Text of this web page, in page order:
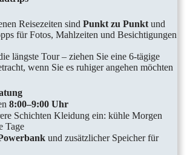
Reisezeiten sind Punkt zu Punktund
für Fotos, Mahlzeiten und Besichtigungen
längste Tour – ziehen Sie eine 6-tägige
wenn Sie es ruhiger angehen möchten
8:00–9:00 Uhr
Schichten Kleidung ein: kühle Morgen
Tage
und zusätzlicher Speicher für